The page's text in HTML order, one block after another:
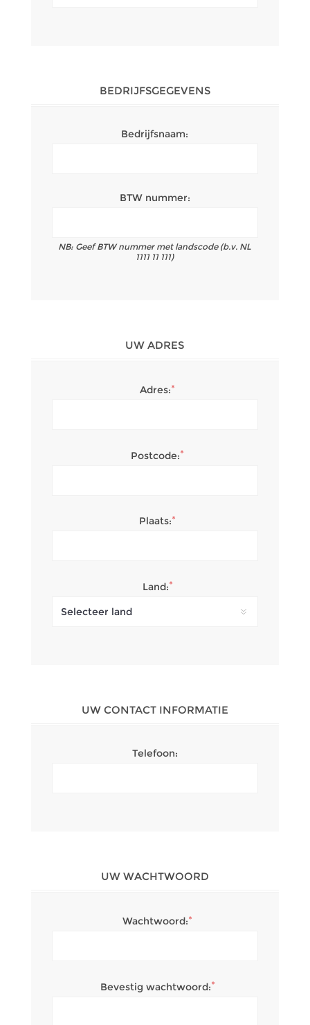
BEDRIJFSGEGEVENS
Bedrijfsnaam:
BTW nummer:
NB: Geef BTW nummer met landscode (b.v. NL
1111 11 111)
UW ADRES
Adres:*
Postcode:*
Plaats:*
Land:*
UW CONTACT INFORMATIE
Telefoon:
UW WACHTWOORD
Wachtwoord:*
Bevestig wachtwoord:*